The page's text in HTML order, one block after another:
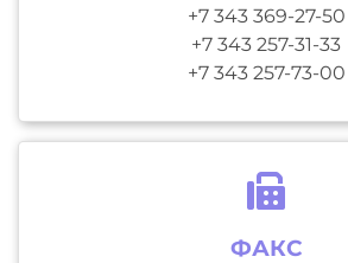
+7 343 369-27-50
+7 343 257-31-33
+7 343 257-73-00
ФАКС